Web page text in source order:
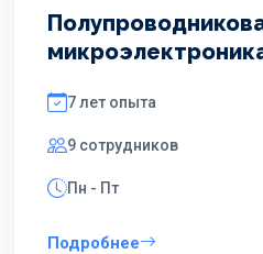
7 лет опыта
9 сотрудников
Пн - Пт
Подробнее